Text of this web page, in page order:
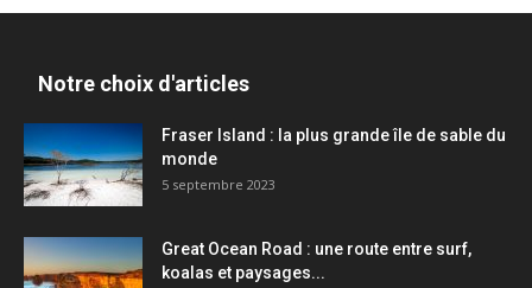
Notre choix d'articles
Fraser Island : la plus grande île de sable du
monde
5 septembre 2023
Great Ocean Road : une route entre surf,
koalas et paysages...